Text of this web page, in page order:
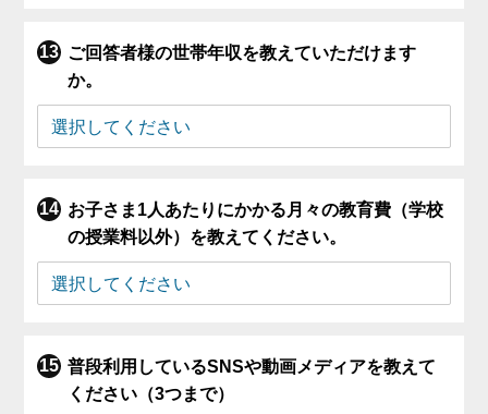
ご回答者様の世帯年収を教えていただけます
か。
お子さま1人あたりにかかる月々の教育費（学校
の授業料以外）を教えてください。
普段利用しているSNSや動画メディアを教えて
ください（3つまで）